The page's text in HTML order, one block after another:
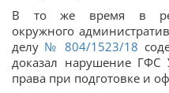
В то же время в
окружного
делу № 804/1523/18
доказал нарушение
права при подготовке и